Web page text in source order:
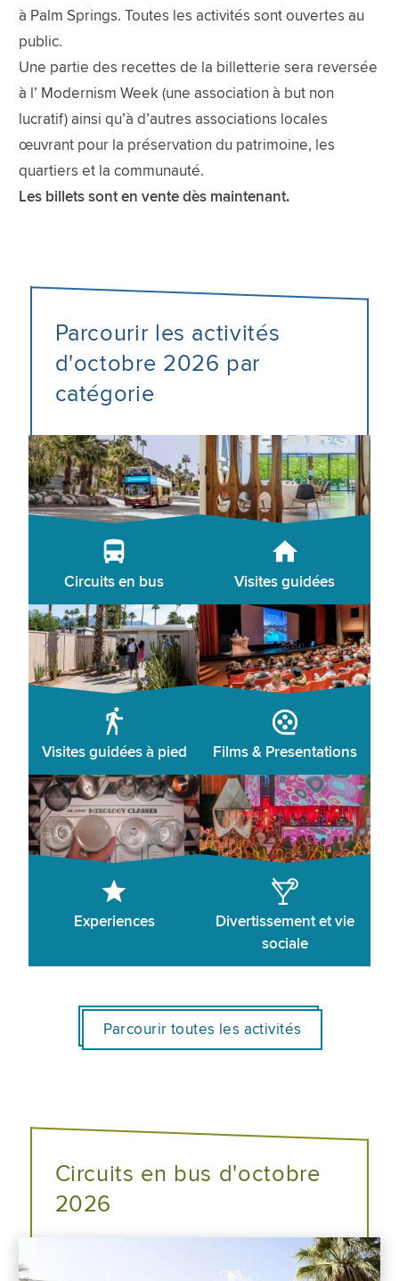
à Palm Springs. Toutes les activités sont ouvertes au
public.
Une partie des recettes de la billetterie sera reversée
à l’ Modernism Week (une association à but non
lucratif) ainsi qu’à d’autres associations locales
œuvrant pour la préservation du patrimoine, les
quartiers et la communauté.
Les billets sont en vente dès maintenant.
Parcourir les activités
d'octobre 2026 par
catégorie
Circuits en bus Visites guidées
Visites guidées à pied Films & Presentations
Experiences
Divertissement et vie
sociale
Parcourir toutes les activités
Circuits en bus d'octobre
2026